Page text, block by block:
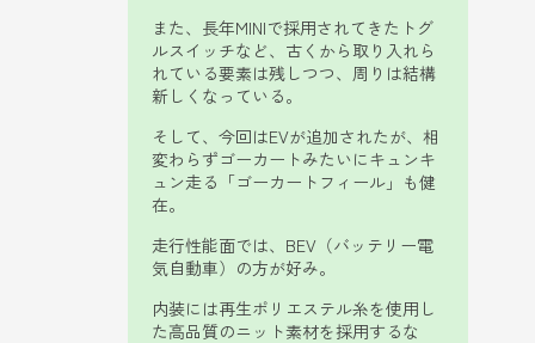
また、長年MINIで採用されてきたトグ
ルスイッチなど、古くから取り入れら
れている要素は残しつつ、周りは結構
新しくなっている。
そして、今回はEVが追加されたが、相
変わらずゴーカートみたいにキュンキ
ュン走る「ゴーカートフィール」も健
在。
走行性能面では、BEV（バッテリー電
気自動車）の方が好み。
内装には再生ポリエステル糸を使用し
た高品質のニット素材を採用するな